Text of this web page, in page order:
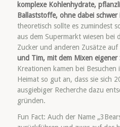
komplexe Kohlenhydrate,
Ballaststoffe, ohne dabei
theoretisch sollte es zumindest
aus dem Supermarkt wiesen bei
Zucker und anderen Zusätze auf
und Tim, mit dem Mixen
Kreationen kamen bei Besuchen
Heimat so gut an, dass sie sich
ausgiebiger Recherche dazu
gründen.
Fun Fact: Auch der Name